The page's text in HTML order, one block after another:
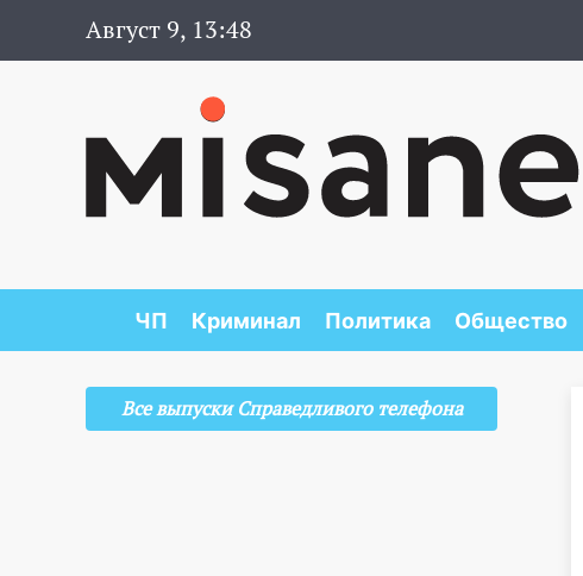
Август 9, 13:48
ЧП Криминал Политика Общество
Все выпуски Справедливого телефона